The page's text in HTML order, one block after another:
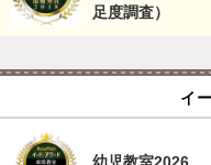
足度調査）
イ